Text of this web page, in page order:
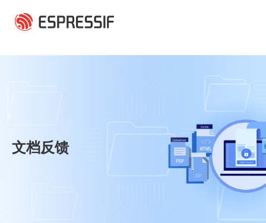
文档反馈